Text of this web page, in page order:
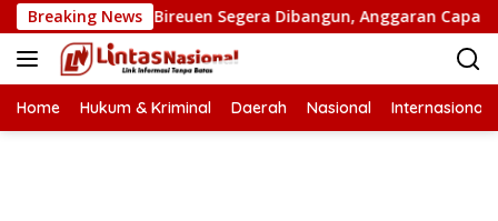
Langsung
ke
konten
Breaking News
di Bireuen Segera Dibangun, Anggaran Capai 500 M
Home Hukum & Kriminal Daerah Nasional Internasional